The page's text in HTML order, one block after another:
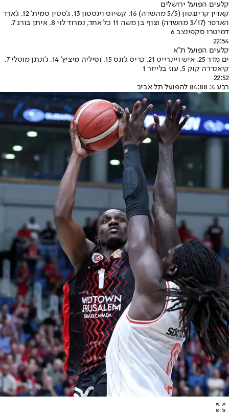
קלעים הפועל ירושלים
קאדין קרינגטון (5/5 מהשדה) 16, קשיוס וינסטון 13, ג'סטין סמית' 12, ג'ארד
הארפר (3/17 מהשדה) וצוף בן משה 11 כל אחד, נמרוד לוי 8, איתן בורג 7,
דמיטרו סקפינצב 6
22:54
קלעים הפועל ת"א
ים מדר 25, איש ויינרייט 21, כריס ג'ונס 15, וסיליה מיציץ' 14, ג'ונתן מוטלי 7,
קיאנדרה קוק 5, עוז בלייזר 1
22:52
רבע 4: 84:88 להפועל תל אביב